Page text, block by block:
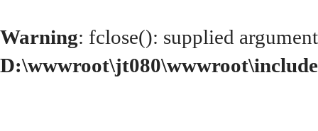
Warning: fclose(): supplied